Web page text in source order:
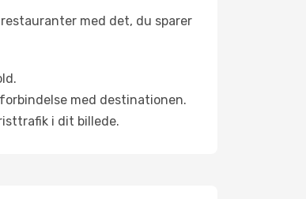
med det, du sparer
med destinationen.
i dit billede.